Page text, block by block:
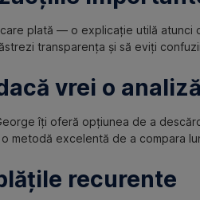
plată — o explicație utilă atunci
transparența și să eviți
vrei o
îți oferă opțiunea de a
metodă excelentă de a compara
recurente